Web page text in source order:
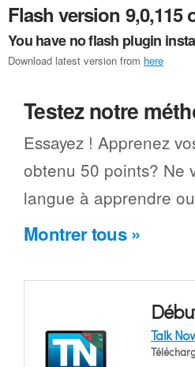
Flash version 9,0,115
You have no flash plugin
Download latest version from here
Testez notre
Essayez ! Apprenez
obtenu 50 points? Ne
langue à apprendre
Montrer tous »
Talk